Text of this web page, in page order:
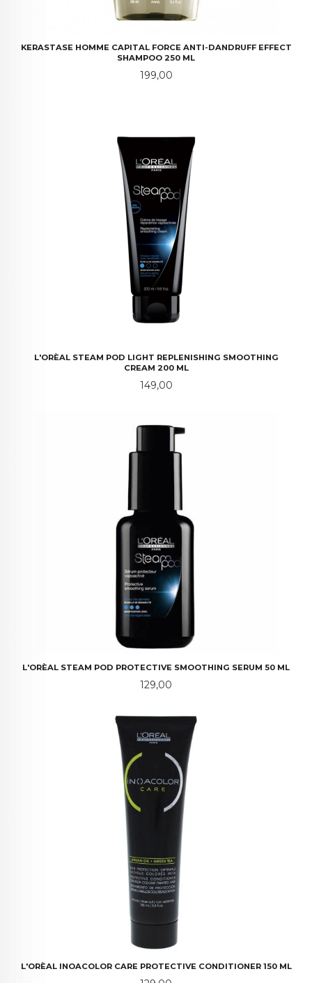
KERASTASE HOMME CAPITAL FORCE ANTI-DANDRUFF EFFECT
SHAMPOO 250 ML
Pris
199,00
L'ORÈAL STEAM POD LIGHT REPLENISHING SMOOTHING
CREAM 200 ML
Pris
149,00
L'ORÈAL STEAM POD PROTECTIVE SMOOTHING SERUM 50 ML
Pris
129,00
L'ORÈAL INOACOLOR CARE PROTECTIVE CONDITIONER 150 ML